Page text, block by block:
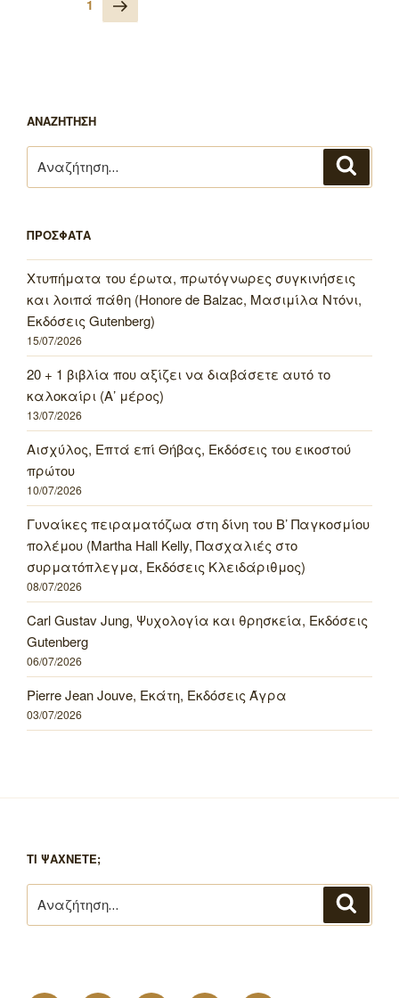
1
σελίδα
ΑΝΑΖΗΤΗΣΗ
για:
ΠΡΟΣΦΑΤΑ
Χτυπήματα του έρωτα, πρωτόγνωρες συγκινήσεις
και λοιπά πάθη (Honore de Balzac, Μασιμίλα Ντόνι,
Εκδόσεις Gutenberg)
15/07/2026
20 + 1 βιβλία που αξίζει να διαβάσετε αυτό το
καλοκαίρι (Α’ μέρος)
13/07/2026
Αισχύλος, Επτά επί Θήβας, Εκδόσεις του εικοστού
πρώτου
10/07/2026
Γυναίκες πειραματόζωα στη δίνη του Β’ Παγκοσμίου
πολέμου (Martha Hall Kelly, Πασχαλιές στο
συρματόπλεγμα, Εκδόσεις Κλειδάριθμος)
08/07/2026
Carl Gustav Jung, Ψυχολογία και θρησκεία, Εκδόσεις
Gutenberg
06/07/2026
Pierre Jean Jouve, Εκάτη, Εκδόσεις Άγρα
03/07/2026
ΤΙ ΨΑΧΝΕΤΕ;
για: